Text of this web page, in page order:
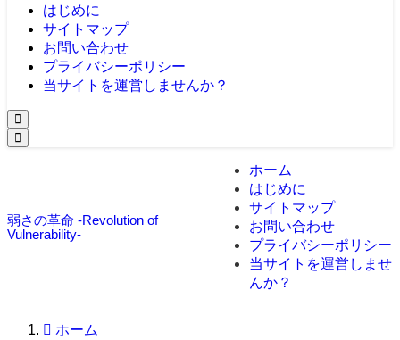
はじめに
サイトマップ
お問い合わせ
プライバシーポリシー
当サイトを運営しませんか？
弱さの革命 -Revolution of
Vulnerability-
ホーム
はじめに
サイトマップ
お問い合わせ
プライバシーポリシー
当サイトを運営しませ
んか？
ホーム